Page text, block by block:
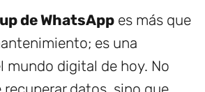
de WhatsApp es más que
es una
mundo digital de hoy. No